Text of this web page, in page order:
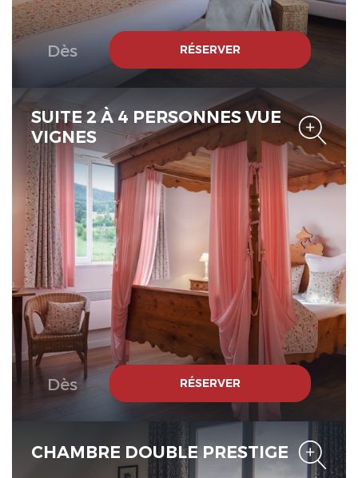
Dès RÉSERVER
SUITE 2 À 4 PERSONNES VUE
VIGNES
Dès RÉSERVER
CHAMBRE DOUBLE PRESTIGE
Le Verger des Châteaux, The
Originals Relais
Le Verger des Châteaux, The
Originals Relais
Le Verger des Châteaux, The
Originals Relais